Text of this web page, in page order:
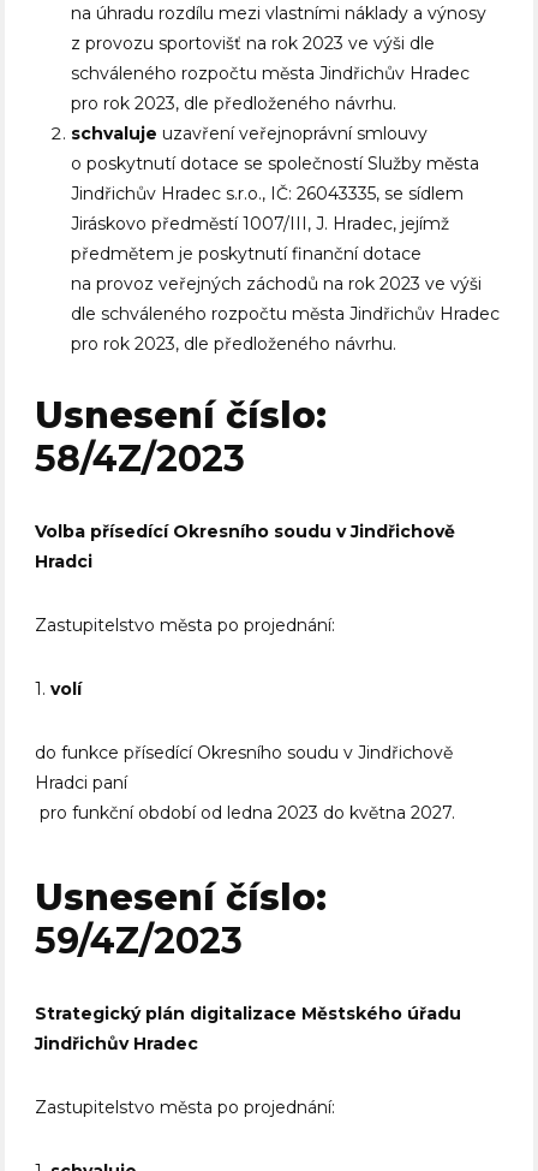
na úhradu rozdílu mezi vlastními náklady a výnosy
z provozu sportovišť na rok 2023 ve výši dle
schváleného rozpočtu města Jindřichův Hradec
pro rok 2023, dle předloženého návrhu.
schvaluje uzavření veřejnoprávní smlouvy
o poskytnutí dotace se společností Služby města
Jindřichův Hradec s.r.o., IČ: 26043335, se sídlem
Jiráskovo předměstí 1007/III, J. Hradec, jejímž
předmětem je poskytnutí finanční dotace
na provoz veřejných záchodů na rok 2023 ve výši
dle schváleného rozpočtu města Jindřichův Hradec
pro rok 2023, dle předloženého návrhu.
Usnesení číslo:
58/4Z/2023
Volba přísedící Okresního soudu v Jindřichově
Hradci
Zastupitelstvo města po projednání:
1.volí
do funkce přísedící Okresního soudu v Jindřichově
Hradci paní
pro funkční období od ledna 2023 do května 2027.
Usnesení číslo:
59/4Z/2023
Strategický plán digitalizace Městského úřadu
Jindřichův Hradec
Zastupitelstvo města po projednání: